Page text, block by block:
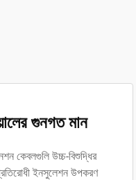
গুনগত মান
কেবলগুলি উচ্চ-বিশুদ্ধির
ইনসুলেশন উপকরণ